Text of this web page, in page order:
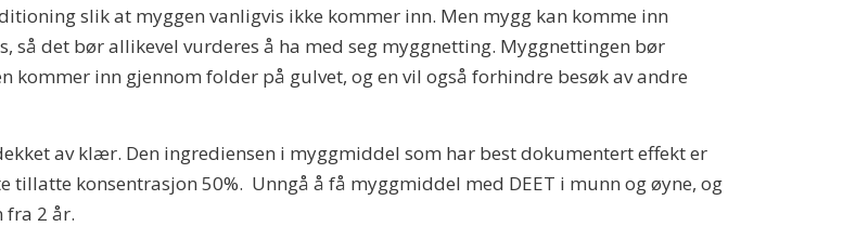
slik at myggen vanligvis ikke kommer inn. Men mygg kan komme inn
så det bør allikevel vurderes å ha med seg myggnetting. Myggnettingen bør
kommer inn gjennom folder på gulvet, og en vil også forhindre besøk av andre
av klær. Den ingrediensen i myggmiddel som har best dokumentert effekt er
tillatte konsentrasjon 50%. Unngå å få myggmiddel med DEET i munn og øyne, og
fra 2 år.